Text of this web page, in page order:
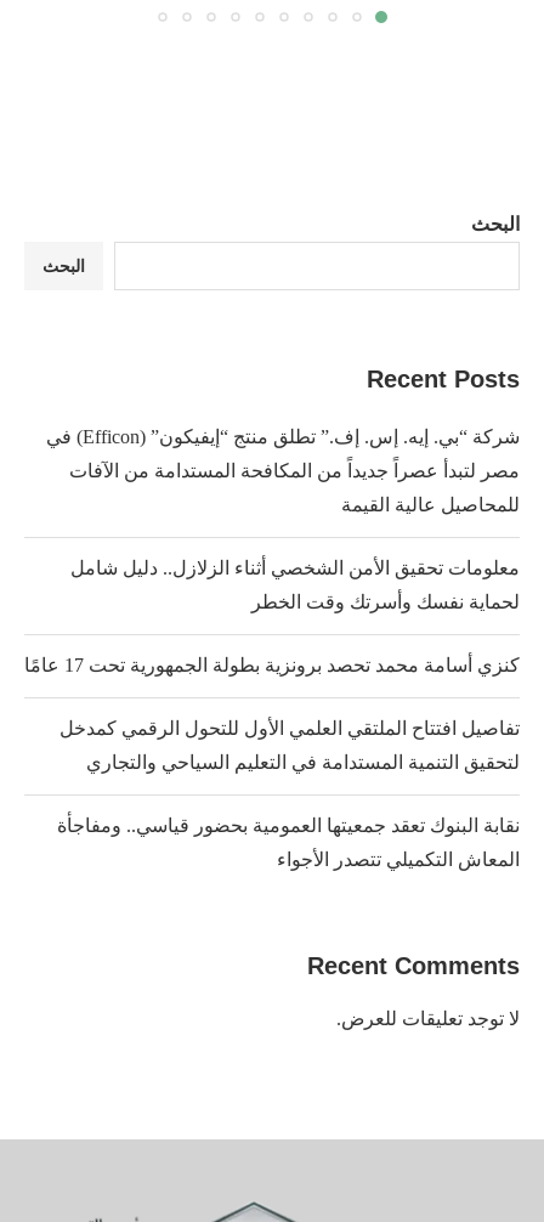
البحث
البحث
Recent Posts
شركة “بي. إيه. إس. إف.” تطلق منتج “إيفيكون” (Efficon) في
مصر لتبدأ عصراً جديداً من المكافحة المستدامة من الآفات
للمحاصيل عالية القيمة
معلومات تحقيق الأمن الشخصي أثناء الزلازل.. دليل شامل
لحماية نفسك وأسرتك وقت الخطر
كنزي أسامة محمد تحصد برونزية بطولة الجمهورية تحت 17 عامًا
تفاصيل افتتاح الملتقي العلمي الأول للتحول الرقمي كمدخل
لتحقيق التنمية المستدامة في التعليم السياحي والتجاري
نقابة البنوك تعقد جمعيتها العمومية بحضور قياسي.. ومفاجأة
المعاش التكميلي تتصدر الأجواء
Recent Comments
لا توجد تعليقات للعرض.